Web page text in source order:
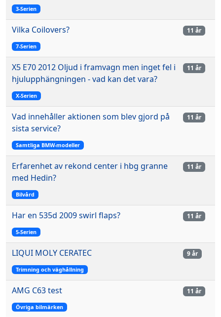
3-Serien
Vilka Coilovers?
7-Serien
11 år
X5 E70 2012 Oljud i framvagn men inget fel i
hjulupphängningen - vad kan det vara?
X-Serien
11 år
Vad innehåller aktionen som blev gjord på
sista service?
Samtliga BMW-modeller
11 år
Erfarenhet av rekond center i hbg granne
med Hedin?
Bilvård
11 år
Har en 535d 2009 swirl flaps?
5-Serien
11 år
LIQUI MOLY CERATEC
Trimning och väghållning
9 år
AMG C63 test
Övriga bilmärken
11 år